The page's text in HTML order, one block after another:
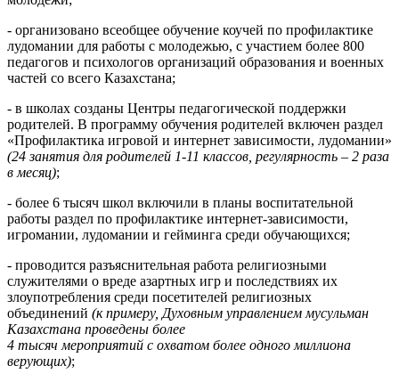
- организовано всеобщее обучение коучей по профилактике
лудомании для работы с молодежью, с участием более 800
педагогов и психологов организаций образования и военных
частей со всего Казахстана;
- в школах созданы Центры педагогической поддержки
родителей. В программу обучения родителей включен раздел
«Профилактика игровой и интернет зависимости, лудомании»
(24 занятия для родителей 1-11 классов, регулярность – 2 раза
в месяц);
- более 6 тысяч школ включили в планы воспитательной
работы раздел по профилактике интернет-зависимости,
игромании, лудомании и гейминга среди обучающихся;
- проводится разъяснительная работа религиозными
служителями о вреде азартных игр и последствиях их
злоупотребления среди посетителей религиозных
объединений (к примеру, Духовным управлением мусульман
Казахстана проведены более
4 тысяч мероприятий с охватом более одного миллиона
верующих);